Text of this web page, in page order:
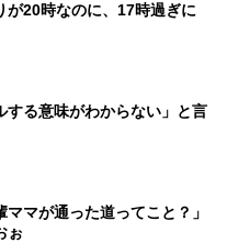
が20時なのに、17時過ぎに
する意味がわからない」と言
ママが通った道ってこと？」
ぉ